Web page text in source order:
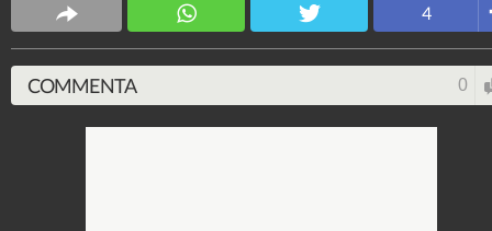
Stile e trend
4
COMMENTA 0